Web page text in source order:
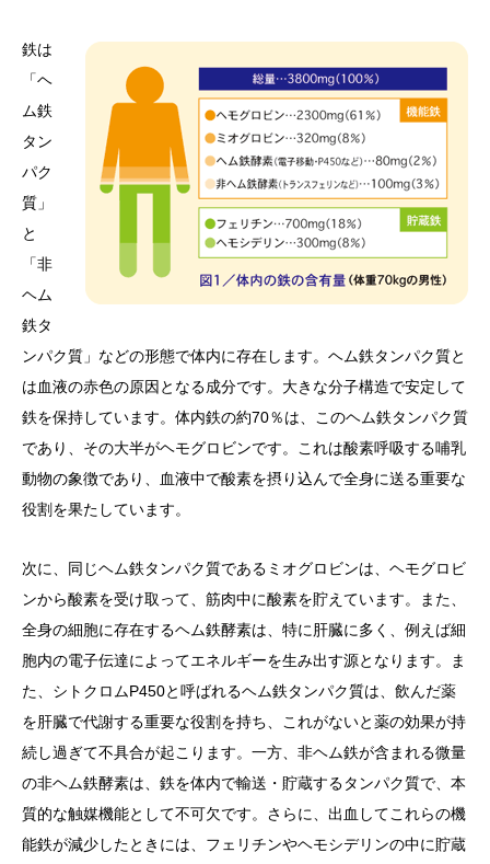
鉄は
「ヘ
ム鉄
タン
パク
質」
と
「非
ヘム
鉄タ
ンパク質」などの形態で体内に存在します。ヘム鉄タンパク質と
は血液の赤色の原因となる成分です。大きな分子構造で安定して
鉄を保持しています。体内鉄の約70％は、このヘム鉄タンパク質
であり、その大半がヘモグロビンです。これは酸素呼吸する哺乳
動物の象徴であり、血液中で酸素を摂り込んで全身に送る重要な
役割を果たしています。
次に、同じヘム鉄タンパク質であるミオグロビンは、ヘモグロビ
ンから酸素を受け取って、筋肉中に酸素を貯えています。また、
全身の細胞に存在するヘム鉄酵素は、特に肝臓に多く、例えば細
胞内の電子伝達によってエネルギーを生み出す源となります。ま
た、シトクロムP450と呼ばれるヘム鉄タンパク質は、飲んだ薬
を肝臓で代謝する重要な役割を持ち、これがないと薬の効果が持
続し過ぎて不具合が起こります。一方、非ヘム鉄が含まれる微量
の非ヘム鉄酵素は、鉄を体内で輸送・貯蔵するタンパク質で、本
質的な触媒機能として不可欠です。さらに、出血してこれらの機
能鉄が減少したときには、フェリチンやヘモシデリンの中に貯蔵